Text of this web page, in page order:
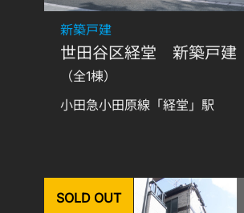
新築戸建
世田谷区経堂 新築戸建
（全1棟）
小田急小田原線「経堂」駅
SOLD OUT